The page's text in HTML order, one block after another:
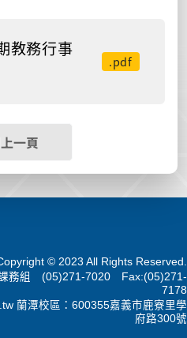
教務行事
.pdf
一頁
© 2023 All Rights Reserved.
務組 (05)271-7020 Fax:(05)271-
7178
蘭潭校區：600355嘉義市鹿寮里學
府路300號